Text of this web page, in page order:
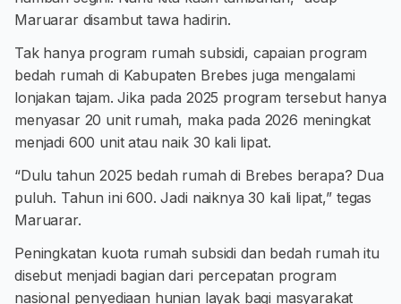
Maruarar disambut tawa hadirin.
Tak hanya program rumah subsidi, capaian program
bedah rumah di Kabupaten Brebes juga mengalami
lonjakan tajam. Jika pada 2025 program tersebut hanya
menyasar 20 unit rumah, maka pada 2026 meningkat
menjadi 600 unit atau naik 30 kali lipat.
“Dulu tahun 2025 bedah rumah di Brebes berapa? Dua
puluh. Tahun ini 600. Jadi naiknya 30 kali lipat,” tegas
Maruarar.
Peningkatan kuota rumah subsidi dan bedah rumah itu
disebut menjadi bagian dari percepatan program
nasional penyediaan hunian layak bagi masyarakat